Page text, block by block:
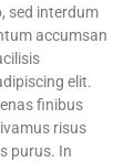
sed interdum
accumsan
elit.
finibus
risus
purus. In